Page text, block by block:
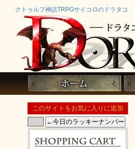
クトゥルフ神話TRPGサイコロのドラタコ